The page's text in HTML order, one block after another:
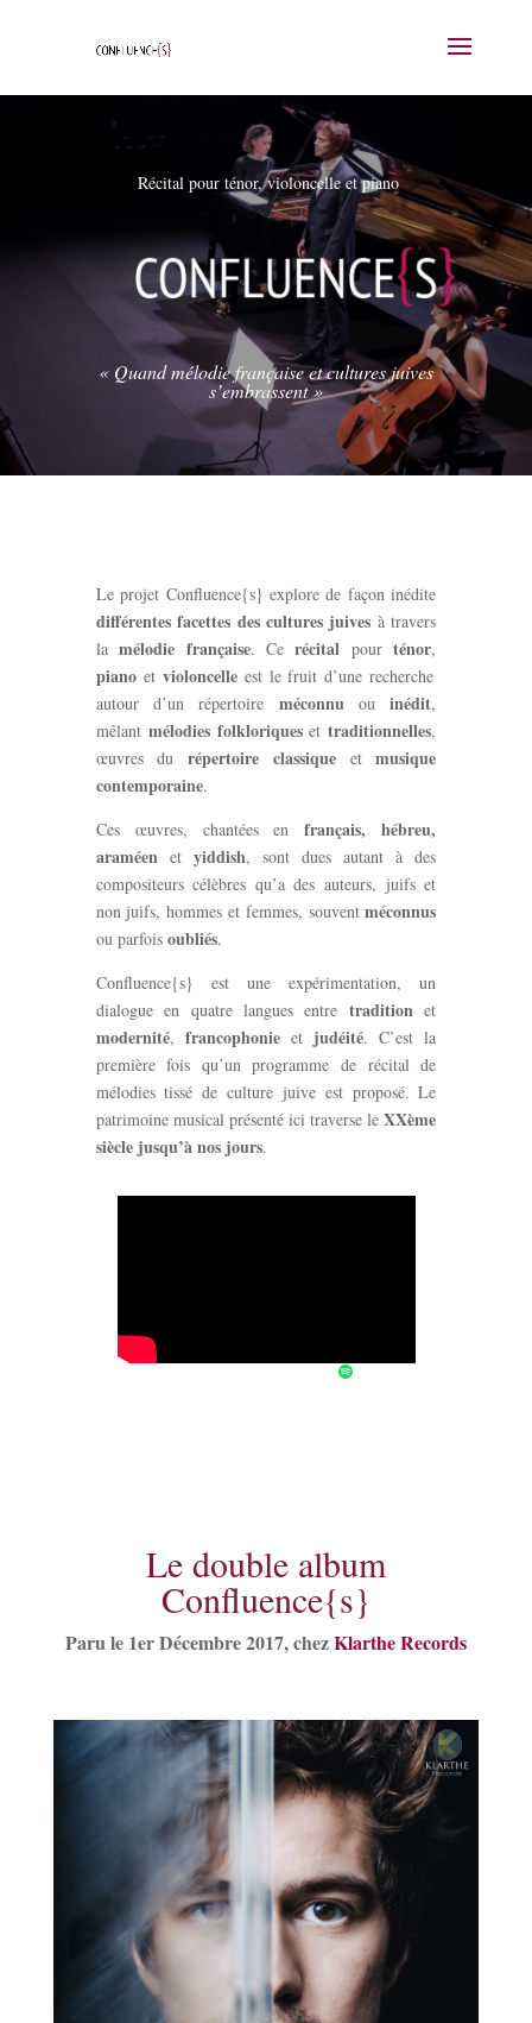
Récital pour ténor, violoncelle et piano
« Quand mélodie française et cultures juives
s’embrassent »
Le projet Confluence{s} explore de façon inédite
différentes facettes des cultures juives à travers
lamélodie française. Cerécital pourténor,
pianoet violoncelleest le fruit d’une recherche
autour d’un répertoire méconnuou inédit,
mêlant mélodies folkloriquesettraditionnelles,
œuvres durépertoire classiqueetmusique
contemporaine.
Ces œuvres, chantées enfrançais, hébreu,
araméen etyiddish, sont dues autant à des
compositeurs célèbres qu’a des auteurs, juifs et
non juifs, hommes et femmes, souventméconnus
ou parfois oubliés.
Confluence{s} est une expérimentation, un
dialogue en quatre langues entre traditionet
modernité, francophonieet judéité. C’est la
première fois qu’un programme de récital de
mélodies tissé de culture juive est proposé. Le
patrimoine musical présenté ici traverse leXXème
siècle jusqu’à nos jours.
Le double album
Confluence{s}
Paru le 1er Décembre 2017, chezKlarthe Records